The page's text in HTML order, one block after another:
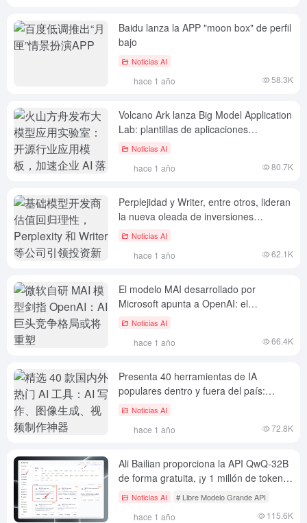
Baidu lanza la APP "moon box" de perfil
bajo
Noticias AI
hace 1 año 58.3K
Volcano Ark lanza Big Model Application
Lab: plantillas de aplicaciones
industriales de código abierto para
empresarial
Noticias AI
hace 1 año 80.7K
Perplejidad y Writer, entre otros, lideran
la nueva oleada de inversiones
mientras los desarrolladores de
valoraciones racionales
Noticias AI
hace 1 año 62.1K
El modelo MAI desarrollado por
Microsoft apunta a OpenAI: el
panorama competitivo de los gigantes
Noticias AI
hace 1 año 66.4K
Presenta 40 herramientas de IA
populares dentro y fuera del país:
herramientas de escritura, generación
Noticias AI
hace 1 año 72.8K
Ali Bailian proporciona la API QwQ-32B
de forma gratuita, ¡y 1 millón de tokens
son libres de usarla cada día!
Noticias AI # Libre Modelo Grande API
hace 1 año 115.6K